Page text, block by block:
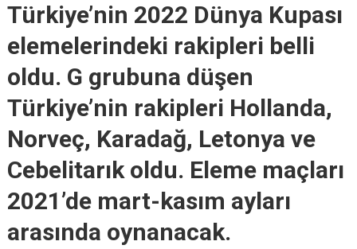
Türkiye’nin 2022 Dünya Kupası
elemelerindeki rakipleri belli
oldu. G grubuna düşen
Türkiye’nin rakipleri Hollanda,
Norveç, Karadağ, Letonya ve
Cebelitarık oldu. Eleme maçları
2021’de mart-kasım ayları
arasında oynanacak.